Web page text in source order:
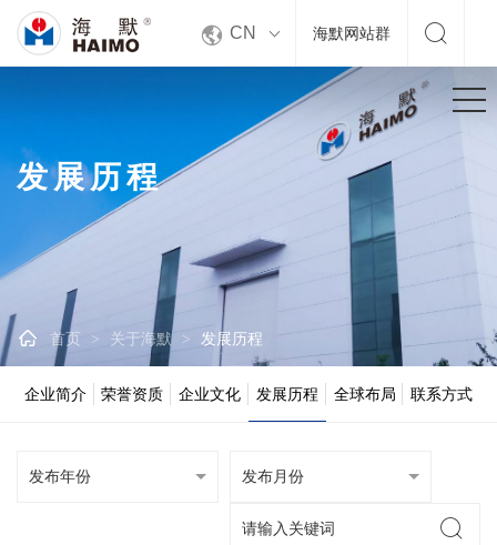
 CN 海默网站群 
发展历程
 首页 > 关于海默 > 发展历程
企业简介 荣誉资质 企业文化 发展历程 全球布局 联系方式